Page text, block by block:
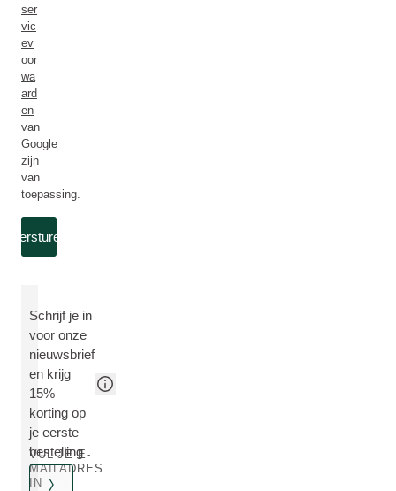
ser
vic
ev
oor
wa
ard
en
van
Google
zijn
van
toepassing.
Versturen
Schrijf je in
voor onze
nieuwsbrief
en krijg
15%
korting op
je eerste
bestelling
VUL JE E-
MAILADRES
IN